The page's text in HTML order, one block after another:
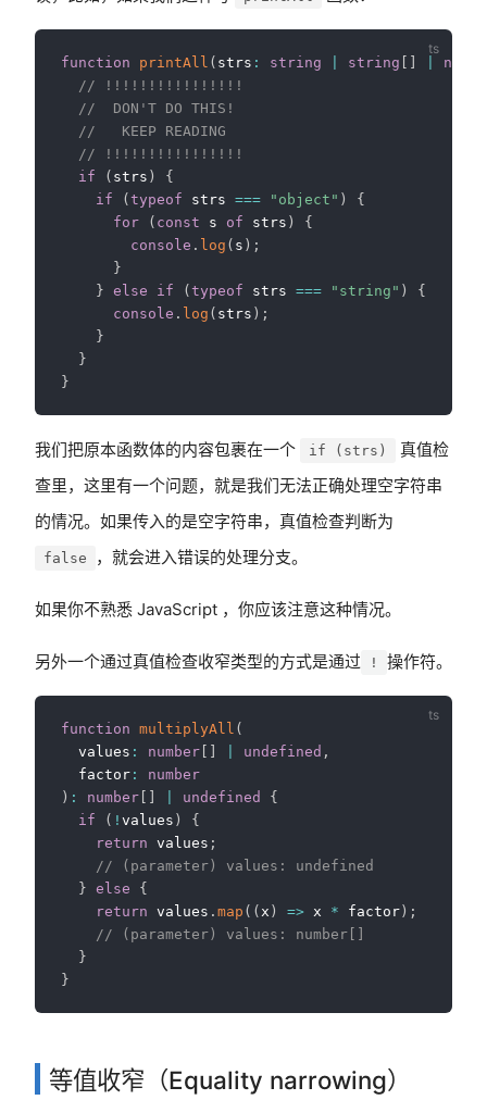
function printAll ( strs : string string null
// !!!!!!!!!!!!!!!!
//  DON'T DO THIS!
//   KEEP READING
// !!!!!!!!!!!!!!!!
if
( strs )
{
if
( typeof strs === "object" )
{
for
( const s of strs )
{
console . log ( s ) ;
}
} else if ( typeof strs === "string" )
{
console . log ( strs ) ;
}
}
}
我们把原本函数体的内容包裹在一个 if (strs)
真值检
查里，这里有一个问题，就是我们无法正确处理空字符串
的情况。如果传入的是空字符串，真值检查判断为
false ，就会进入错误的处理分支。
如果你不熟悉 JavaScript ，你应该注意这种情况。
另外一个通过真值检查收窄类型的方式是通过 ! 操作符。
function multiplyAll (
  values
: number undefined ,
  factor
:
number
) : number undefined
{
if
( ! values )
{
return values ;
// (parameter) values: undefined
} else
{
return values . map ( ( x ) => x * factor ) ;
// (parameter) values: number[]
}
}
等值收窄（Equality narrowing）